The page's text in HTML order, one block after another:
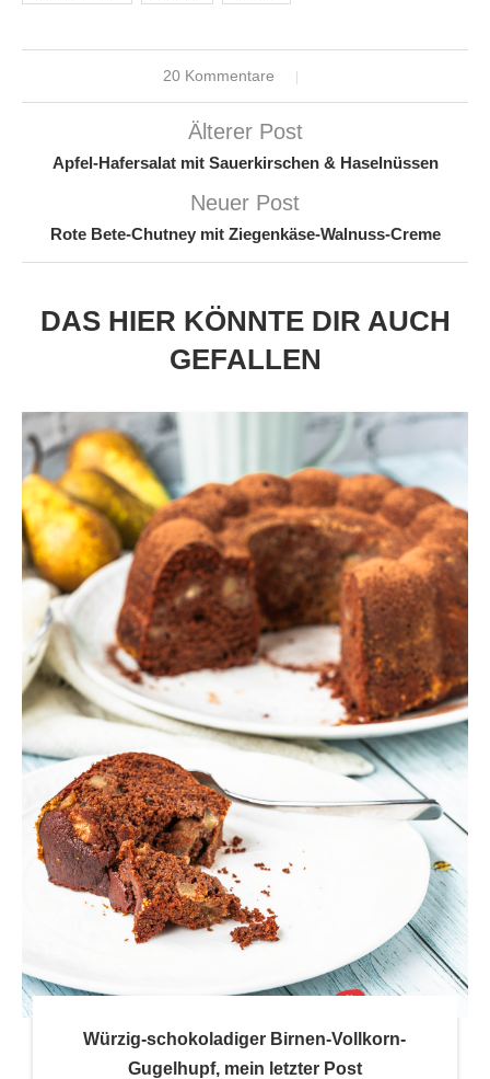
20 Kommentare
Älterer Post
Apfel-Hafersalat mit Sauerkirschen & Haselnüssen
Neuer Post
Rote Bete-Chutney mit Ziegenkäse-Walnuss-Creme
DAS HIER KÖNNTE DIR AUCH
GEFALLEN
Würzig-schokoladiger Birnen-Vollkorn-
Gugelhupf, mein letzter Post